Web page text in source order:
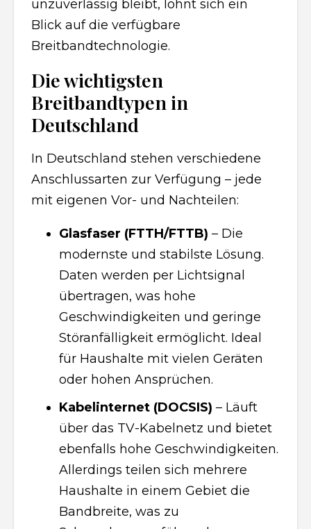
unzuverlässig bleibt, lohnt sich ein
Blick auf die verfügbare
Breitbandtechnologie.
Die wichtigsten
Breitbandtypen in
Deutschland
In Deutschland stehen verschiedene
Anschlussarten zur Verfügung – jede
mit eigenen Vor- und Nachteilen:
Glasfaser (FTTH/FTTB) – Die
modernste und stabilste Lösung.
Daten werden per Lichtsignal
übertragen, was hohe
Geschwindigkeiten und geringe
Störanfälligkeit ermöglicht. Ideal
für Haushalte mit vielen Geräten
oder hohen Ansprüchen.
Kabelinternet (DOCSIS) – Läuft
über das TV-Kabelnetz und bietet
ebenfalls hohe Geschwindigkeiten.
Allerdings teilen sich mehrere
Haushalte in einem Gebiet die
Bandbreite, was zu